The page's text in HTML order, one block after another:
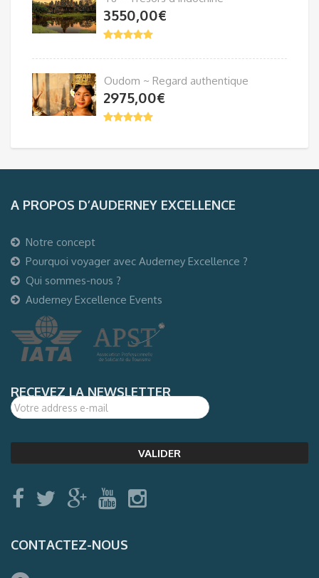
3550,00€
Oudom ~ Regard authentique
2975,00€
A PROPOS D’AUDERNEY EXCELLENCE
Notre concept
Pourquoi voyager avec Auderney Excellence ?
Qui sommes-nous ?
Auderney Excellence Events
RECEVEZ LA NEWSLETTER
CONTACTEZ-NOUS